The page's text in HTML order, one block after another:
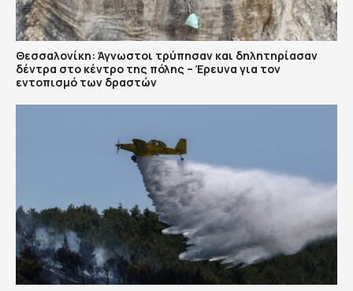
Θεσσαλονίκη: Άγνωστοι τρύπησαν και δηλητηρίασαν
δέντρα στο κέντρο της πόλης – Έρευνα για τον
εντοπισμό των δραστών